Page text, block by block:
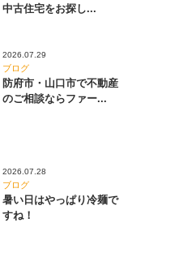
中古住宅をお探し...
2026.07.29
ブログ
防府市・山口市で不動産
のご相談ならファー...
2026.07.28
ブログ
暑い日はやっぱり冷麺で
すね！